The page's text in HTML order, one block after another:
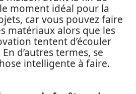
le moment idéal pour la
car vous pouvez faire
matériaux alors que les
tentent d’écouler
d’autres termes, se
intelligente à faire.